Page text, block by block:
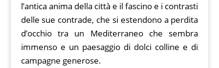
l’antica anima della città e il fascino e i contrasti
delle sue contrade, che si estendono a perdita
d’occhio tra un Mediterraneo che sembra
immenso e un paesaggio di dolci colline e di
campagne generose.